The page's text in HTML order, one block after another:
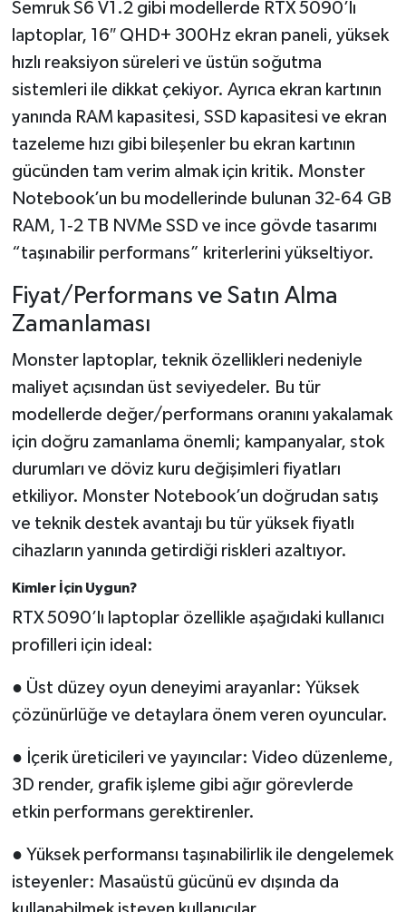
Semruk S6 V1.2 gibi modellerde RTX 5090’lı
laptoplar, 16″ QHD+ 300Hz ekran paneli, yüksek
hızlı reaksiyon süreleri ve üstün soğutma
sistemleri ile dikkat çekiyor. Ayrıca ekran kartının
yanında RAM kapasitesi, SSD kapasitesi ve ekran
tazeleme hızı gibi bileşenler bu ekran kartının
gücünden tam verim almak için kritik. Monster
Notebook’un bu modellerinde bulunan 32‑64 GB
RAM, 1‑2 TB NVMe SSD ve ince gövde tasarımı
“taşınabilir performans” kriterlerini yükseltiyor.
Fiyat/Performans ve Satın Alma
Zamanlaması
Monster laptoplar, teknik özellikleri nedeniyle
maliyet açısından üst seviyedeler. Bu tür
modellerde değer/performans oranını yakalamak
için doğru zamanlama önemli; kampanyalar, stok
durumları ve döviz kuru değişimleri fiyatları
etkiliyor. Monster Notebook’un doğrudan satış
ve teknik destek avantajı bu tür yüksek fiyatlı
cihazların yanında getirdiği riskleri azaltıyor.
Kimler İçin Uygun?
RTX 5090’lı laptoplar özellikle aşağıdaki kullanıcı
profilleri için ideal:
● Üst düzey oyun deneyimi arayanlar: Yüksek
çözünürlüğe ve detaylara önem veren oyuncular.
● İçerik üreticileri ve yayıncılar: Video düzenleme,
3D render, grafik işleme gibi ağır görevlerde
etkin performans gerektirenler.
● Yüksek performansı taşınabilirlik ile dengelemek
isteyenler: Masaüstü gücünü ev dışında da